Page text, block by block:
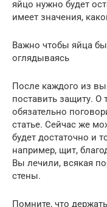
яйцо нужно будет
имеет значения,
Важно чтобы яйца
оглядываясь
После каждого из
поставить защиту. О
обязательно
статье. Сейчас же
будет достаточно и
например, щит,
Вы лечили, всякая
стены.
Помните, что